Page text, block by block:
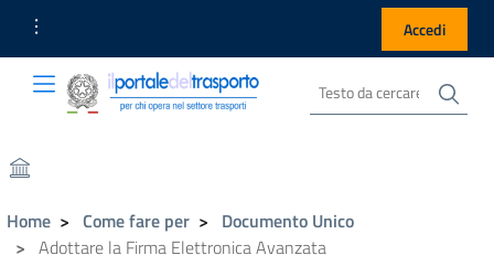
Link Utili Accedi
Portale del Trasporto
Portale del Trasporto Cerca nel sito
Home Come fare per
Documento Unico
Adottare la Firma Elettronica Avanzata